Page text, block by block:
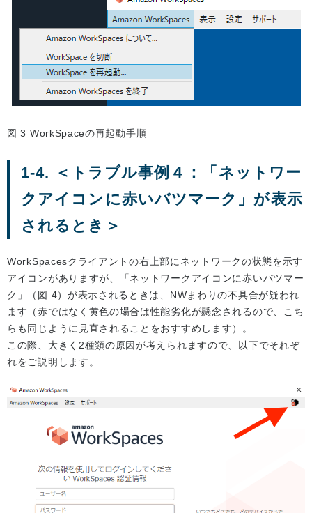
図 3 WorkSpaceの再起動手順
1-4. ＜トラブル事例４：「ネットワー
クアイコンに赤いバツマーク」が表示
されるとき＞
WorkSpacesクライアントの右上部にネットワークの状態を示す
アイコンがありますが、「ネットワークアイコンに赤いバツマー
ク」（図 4）が表示されるときは、NWまわりの不具合が疑われ
ます（赤ではなく黄色の場合は性能劣化が懸念されるので、こち
らも同じように見直されることをおすすめします）。
この際、大きく2種類の原因が考えられますので、以下でそれぞ
れをご説明します。